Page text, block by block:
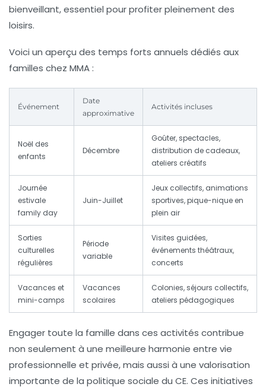
bienveillant, essentiel pour profiter pleinement des
loisirs.
Voici un aperçu des temps forts annuels dédiés aux
familles chez MMA :
Événement
Date
approximative
Activités incluses
Noël des
enfants
Décembre
Goûter, spectacles,
distribution de cadeaux,
ateliers créatifs
Journée
estivale
family day
Juin-Juillet
Jeux collectifs, animations
sportives, pique-nique en
plein air
Sorties
culturelles
régulières
Période
variable
Visites guidées,
événements théâtraux,
concerts
Vacances et
mini-camps
Vacances
scolaires
Colonies, séjours collectifs,
ateliers pédagogiques
Engager toute la famille dans ces activités contribue
non seulement à une meilleure harmonie entre vie
professionnelle et privée, mais aussi à une valorisation
importante de la politique sociale du CE. Ces initiatives